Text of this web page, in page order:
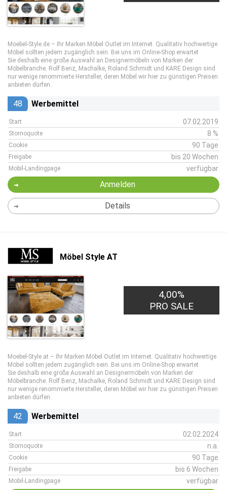
Moebel-Style.de – Ihr Marken Möbel Outlet im Internet. Qualitativ hochwertige
Möbel sollten jedem zugänglich sein. Bei uns im Online-Shop erwartet
Sie deshalb eine große Auswahl an Designermöbeln von Marken der
Möbelbranche. Rolf Benz, Machalke, Roland Schmidt und KARE Design sind
nur wenige renommierte Hersteller, deren Möbel wir hier zu günstigen Preisen
anbieten dürfen.
48 Werbemittel
Start 07.02.2019
Stornoquote 8 %
Cookie 90 Tage
Freigabe bis 20 Wochen
Mobil-Landingpage verfügbar
Anmelden
Details
Möbel Style AT
4,00%
PRO SALE
Moebel-Style.at – Ihr Marken Möbel Outlet im Internet. Qualitativ hochwertige
Möbel sollten jedem zugänglich sein. Bei uns im Online-Shop erwartet
Sie deshalb eine große Auswahl an Designermöbeln von Marken der
Möbelbranche. Rolf Benz, Machalke, Roland Schmidt und KARE Design sind
nur wenige renommierte Hersteller, deren Möbel wir hier zu günstigen Preisen
anbieten dürfen.
42 Werbemittel
Start 02.02.2024
Stornoquote n.a.
Cookie 90 Tage
Freigabe bis 6 Wochen
Mobil-Landingpage verfügbar